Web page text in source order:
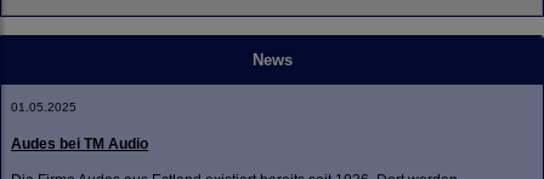
News
01.05.2025
Audes bei TM Audio